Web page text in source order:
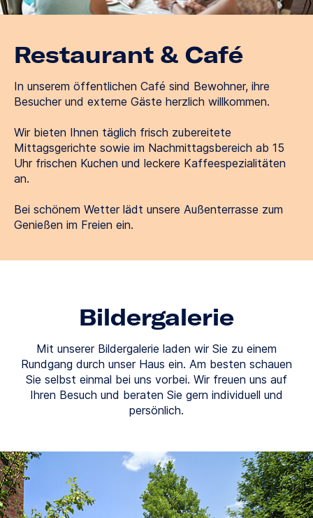
Restaurant & Café
In unserem öffentlichen Café sind Bewohner, ihre
Besucher und externe Gäste herzlich willkommen.
Wir bieten Ihnen täglich frisch zubereitete
Mittagsgerichte sowie im Nachmittagsbereich ab 15
Uhr frischen Kuchen und leckere Kaffeespezialitäten
an.
Bei schönem Wetter lädt unsere Außenterrasse zum
Genießen im Freien ein.
Bildergalerie
Mit unserer Bildergalerie laden wir Sie zu einem
Rundgang durch unser Haus ein. Am besten schauen
Sie selbst einmal bei uns vorbei. Wir freuen uns auf
Ihren Besuch und beraten Sie gern individuell und
persönlich.